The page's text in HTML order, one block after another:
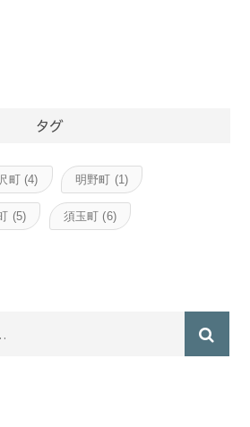
タグ
町(4) 明野町 (1)
(5) 須玉町 (6)